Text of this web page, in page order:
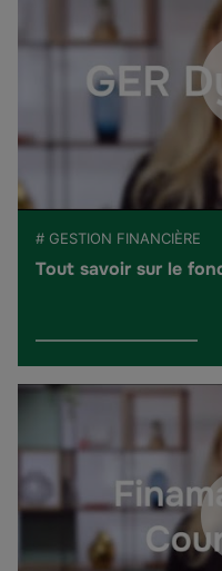
# GESTION FINANCIÈRE
Tout savoir sur le